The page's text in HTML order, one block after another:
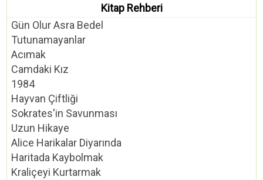
Kitap Rehberi
Gün Olur Asra Bedel
Tutunamayanlar
Acımak
Camdaki Kız
1984
Hayvan Çiftliği
Sokrates'in Savunması
Uzun Hikaye
Alice Harikalar Diyarında
Haritada Kaybolmak
Kraliçeyi Kurtarmak